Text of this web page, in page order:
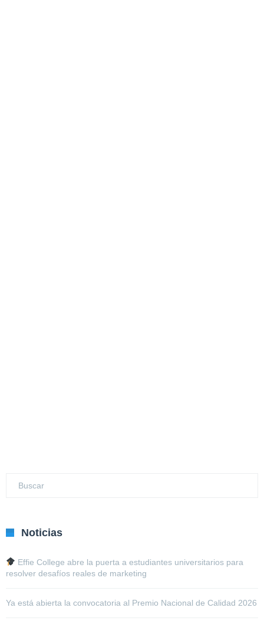
Noticias
Effie College abre la puerta a estudiantes universitarios para
resolver desafíos reales de marketing
Ya está abierta la convocatoria al Premio Nacional de Calidad 2026